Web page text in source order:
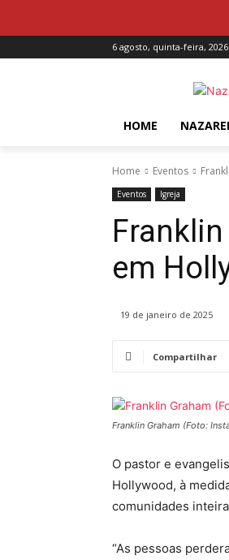
6 agosto, quinta-feira, 2026
HOME
Home Eventos
Eventos Igreja
em
19 de janeiro de 2025
Compartilhar
Franklin Graham (Foto:
O pastor e
Hollywood, à
comunidades
“As pessoas